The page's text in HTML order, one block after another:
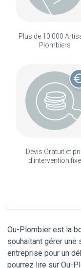
Plus de 10 000
Plombiers
Devis Gratuit et
d'intervention fixe
Ou-Plombier est la
souhaitant gérer une
entreprise pour un
pourrez lire sur Ou-